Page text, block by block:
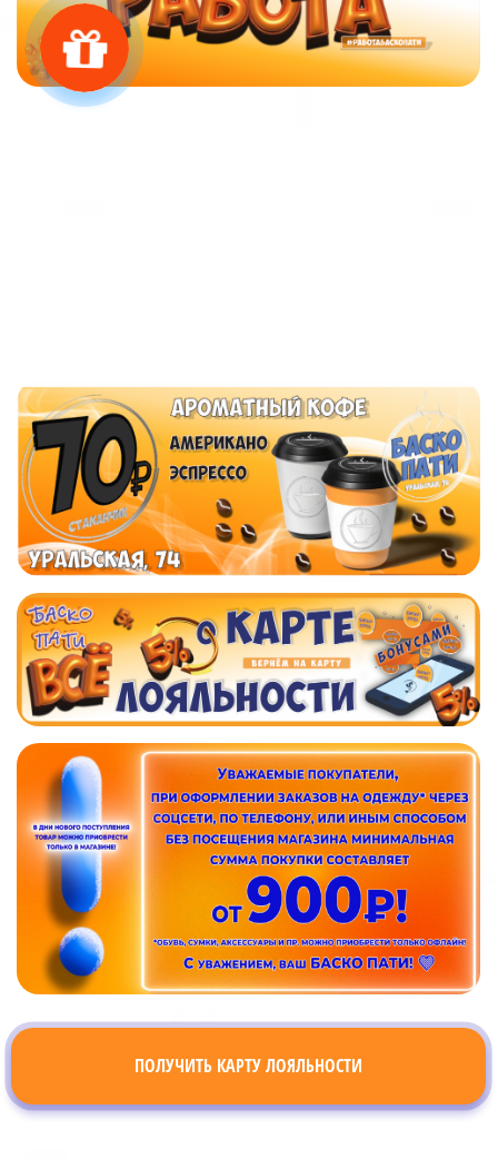
ПОЛУЧИТЬ КАРТУ ЛОЯЛЬНОСТИ